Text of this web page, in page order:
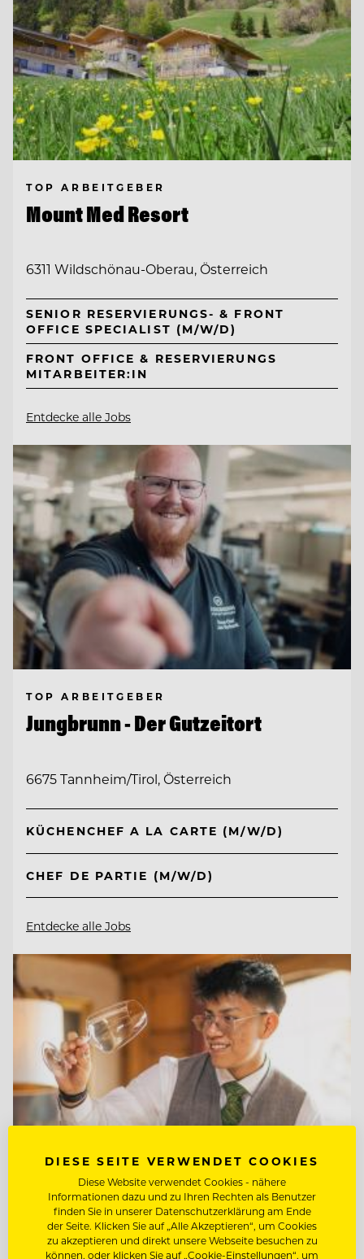
TOP ARBEITGEBER
Mount Med Resort
6311 Wildschönau-Oberau, Österreich
SENIOR RESERVIERUNGS- & FRONT
OFFICE SPECIALIST (M/W/D)
FRONT OFFICE & RESERVIERUNGS
MITARBEITER:IN
Entdecke alle Jobs
TOP ARBEITGEBER
Jungbrunn - Der Gutzeitort
6675 Tannheim/Tirol, Österreich
KÜCHENCHEF A LA CARTE (M/W/D)
CHEF DE PARTIE (M/W/D)
Entdecke alle Jobs
TOP ARBEITGEBER
Interalpen-Hotel Tyrol
DIESE SEITE VERWENDET COOKIES
Diese Website verwendet Cookies - nähere
Informationen dazu und zu Ihren Rechten als Benutzer
finden Sie in unserer Datenschutzerklärung am Ende
der Seite. Klicken Sie auf „Alle Akzeptieren“, um Cookies
zu akzeptieren und direkt unsere Webseite besuchen zu
können, oder klicken Sie auf „Cookie-Einstellungen“, um